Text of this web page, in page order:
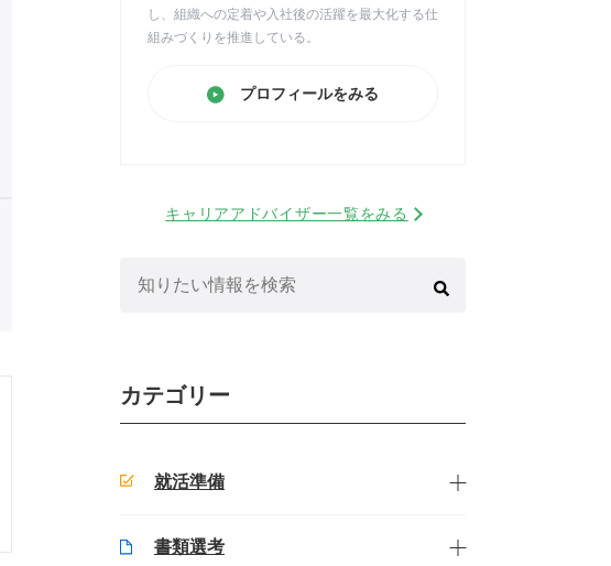
し、組織への定着や入社後の活躍を最大化する仕
組みづくりを推進している。
プロフィールをみる
キャリアアドバイザー一覧をみる
カテゴリー
就活準備
書類選考